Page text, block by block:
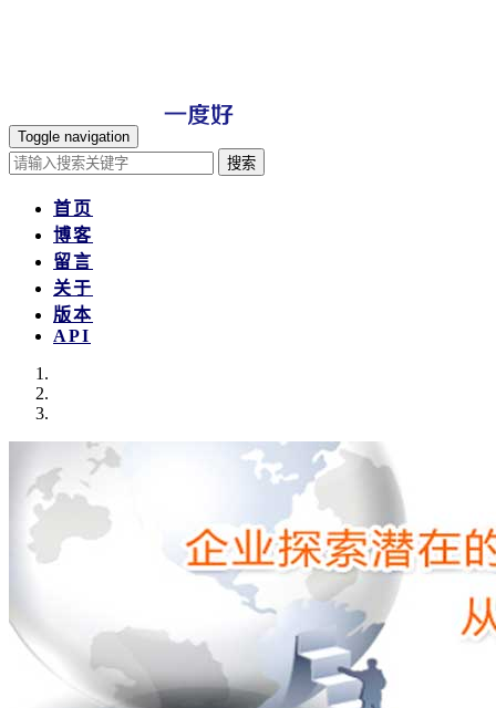
Toggle navigation
搜索
首页
博客
留言
关于
版本
API